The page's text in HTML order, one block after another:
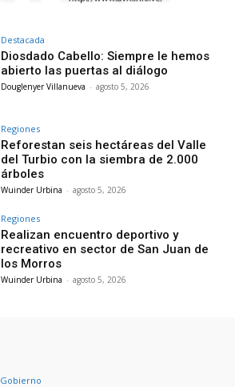
Destacada
Diosdado Cabello: Siempre le hemos
abierto las puertas al diálogo
Douglenyer Villanueva - agosto 5, 2026
Regiones
Reforestan seis hectáreas del Valle
del Turbio con la siembra de 2.000
árboles
Wuinder Urbina - agosto 5, 2026
Regiones
Realizan encuentro deportivo y
recreativo en sector de San Juan de
los Morros
Wuinder Urbina - agosto 5, 2026
Gobierno